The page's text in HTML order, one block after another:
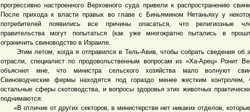
прогрессивно настроенного Верховного суда привели к распространению
После прихода к власти правых во главе с Биньямином Нетаньяху у
потребителей появились все причины опасаться, что религиозные
правительства могут попытаться (как уже многократно пытались в
ограничить свиноводство в Израиле.
Этим летом, когда я отправился в Тель-Авив, чтобы собрать сведения об
отрасли, специалист по продовольственным вопросам из «Ха-Арец» Ронит
объяснил мне, что министра сельского хозяйства мало волнуют
Свиноводческие фермы находятся под гораздо менее жестким контролем,
остальные сферы скотоводства, и вопросы здоровья этих животных
поднимаются:
«В отличие от других секторов, в министерстве нет никаких отделов,